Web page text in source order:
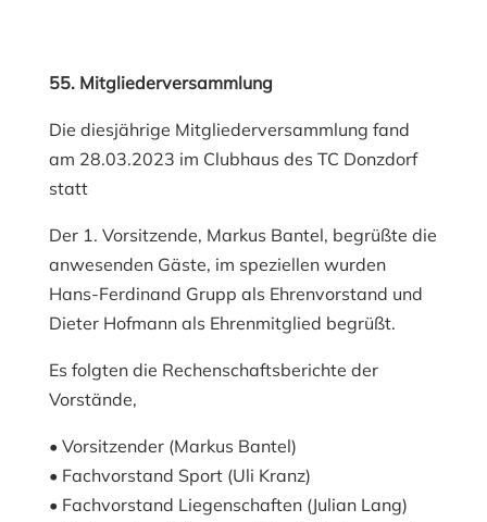
55. Mitgliederversammlung
Die diesjährige Mitgliederversammlung fand
am 28.03.2023 im Clubhaus des TC Donzdorf
statt
Der 1. Vorsitzende, Markus Bantel, begrüßte die
anwesenden Gäste, im speziellen wurden
Hans-Ferdinand Grupp als Ehrenvorstand und
Dieter Hofmann als Ehrenmitglied begrüßt.
Es folgten die Rechenschaftsberichte der
Vorstände,
• Vorsitzender (Markus Bantel)
• Fachvorstand Sport (Uli Kranz)
• Fachvorstand Liegenschaften (Julian Lang)